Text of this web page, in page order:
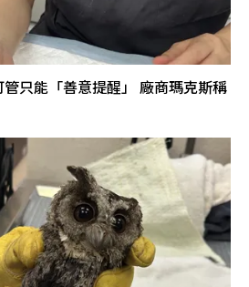
只能「善意提醒」 廠商瑪克斯稱